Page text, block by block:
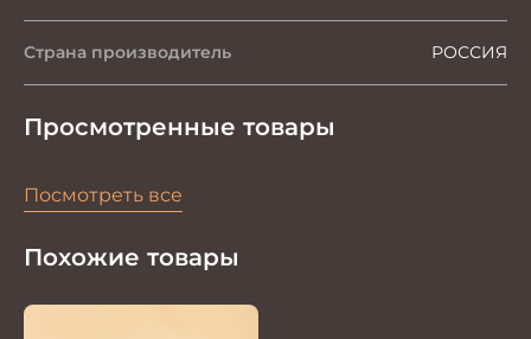
Страна производитель РОССИЯ
Просмотренные товары
Посмотреть все
Похожие товары